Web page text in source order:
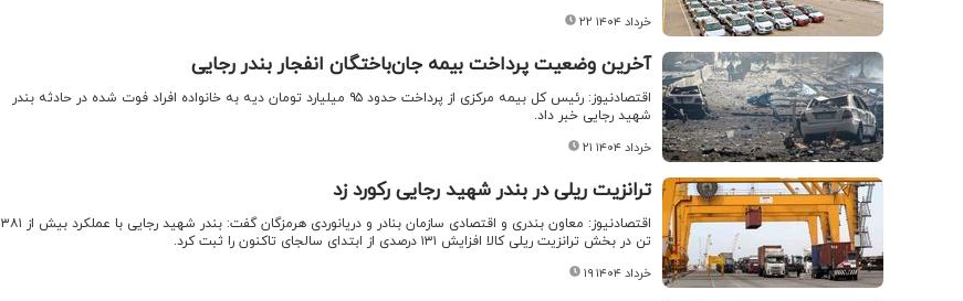
۲۲ خرداد ۱۴۰۴
آخرین وضعیت پرداخت بیمه جان‌باختگان انفجار بندر رجایی
اقتصادنیوز: رئیس کل بیمه مرکزی از پرداخت حدود ۹۵ میلیارد تومان دیه به خانواده افراد فوت شده در حادثه بندر
شهید رجایی خبر داد.
۲۱ خرداد ۱۴۰۴
ترانزیت ریلی در بندر شهید رجایی رکورد زد
اقتصادنیوز: معاون بندری و اقتصادی سازمان بنادر و دریانوردی هرمزگان گفت: بندر شهید رجایی با عملکرد بیش از ۳۸۱
تن در بخش ترانزیت ریلی کالا افزایش ۱۳۱ درصدی از ابتدای سالجای تاکنون را ثبت کرد.
۱۹ خرداد ۱۴۰۴